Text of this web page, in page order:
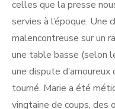
celles que la presse
servies à l’époque. Une
malencontreuse sur un
une table basse (selon
une dispute d’amoureux
tourné. Marie a été
vingtaine de coups, des